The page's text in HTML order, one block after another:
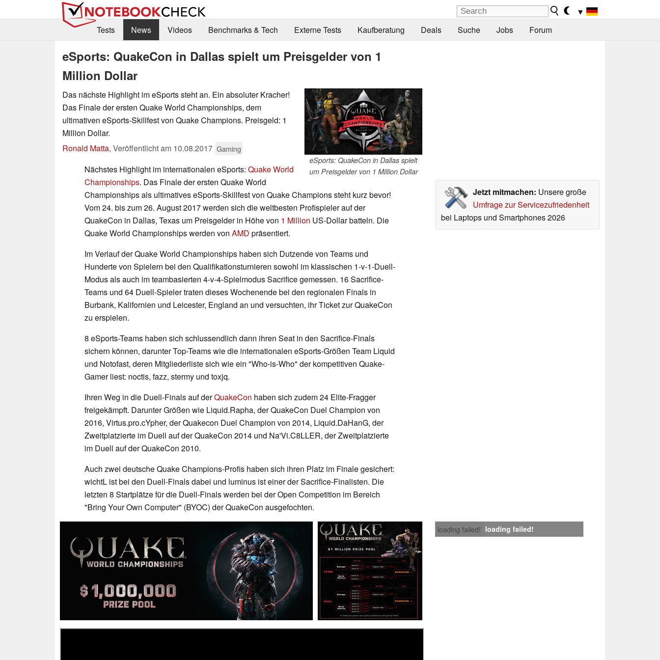
▼
Tests
News Videos Benchmarks & Tech Externe Tests Kaufberatung Deals Suche Jobs Forum
eSports: QuakeCon in Dallas spielt um Preisgelder von 1
Million Dollar
eSports: QuakeCon in Dallas spielt
um Preisgelder von 1 Million Dollar
Das nächste Highlight im eSports steht an. Ein absoluter Kracher!
Das Finale der ersten Quake World Championships, dem
ultimativen eSports-Skillfest von Quake Champions. Preisgeld: 1
Million Dollar.
Ronald Matta, Veröffentlicht am 10.08.2017 Gaming
Jetzt mitmachen: Unsere große
Umfrage zur Servicezufriedenheit
bei Laptops und Smartphones 2026
Nächstes Highlight im internationalen eSports: Quake World
Championships. Das Finale der ersten Quake World
Championships als ultimatives eSports-Skillfest von Quake Champions steht kurz bevor!
Vom 24. bis zum 26. August 2017 werden sich die weltbesten Profispieler auf der
QuakeCon in Dallas, Texas um Preisgelder in Höhe von 1 Million US-Dollar batteln. Die
Quake World Championships werden von AMD präsentiert.
Im Verlauf der Quake World Championships haben sich Dutzende von Teams und
Hunderte von Spielern bei den Qualifikationsturnieren sowohl im klassischen 1-v-1-Duell-
Modus als auch im teambasierten 4-v-4-Spielmodus Sacrifice gemessen. 16 Sacrifice-
Teams und 64 Duell-Spieler traten dieses Wochenende bei den regionalen Finals in
Burbank, Kalifornien und Leicester, England an und versuchten, ihr Ticket zur QuakeCon
zu erspielen.
8 eSports-Teams haben sich schlussendlich dann ihren Seat in den Sacrifice-Finals
sichern können, darunter Top-Teams wie die internationalen eSports-Größen Team Liquid
und Notofast, deren Mitgliederliste sich wie ein "Who-is-Who" der kompetitiven Quake-
Gamer liest: noctis, fazz, stermy und toxjq.
Ihren Weg in die Duell-Finals auf derQuakeCon haben sich zudem 24 Elite-Fragger
freigekämpft. Darunter Größen wie Liquid.Rapha, der QuakeCon Duel Champion von
2016, Virtus.pro.cYpher, der Quakecon Duel Champion von 2014, Liquid.DaHanG, der
Zweitplatzierte im Duell auf der QuakeCon 2014 und Na'Vi.C8LLER, der Zweitplatzierte
im Duell auf der QuakeCon 2010.
Auch zwei deutsche Quake Champions-Profis haben sich ihren Platz im Finale gesichert:
wichtL ist bei den Duell-Finals dabei und luminus ist einer der Sacrifice-Finalisten. Die
letzten 8 Startplätze für die Duell-Finals werden bei der Open Competition im Bereich
"Bring Your Own Computer" (BYOC) der QuakeCon ausgefochten.
loading failed! loading failed!